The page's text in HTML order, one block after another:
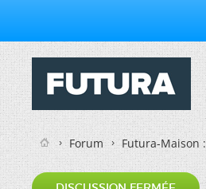
Forum Futura-Maison